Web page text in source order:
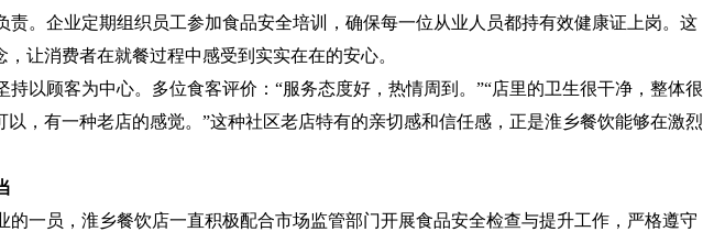
责。企业定期组织员工参加食品安全培训，确保每一位从业人员都持有效健康证上岗。这
让消费者在就餐过程中感受到实实在在的安心。
顾客为中心。多位食客评价：“服务态度好，热情周到。”“店里的卫生很干净，整体很
以，有一种老店的感觉。”这种社区老店特有的亲切感和信任感，正是淮乡餐饮能够在激烈
一员，淮乡餐饮店一直积极配合市场监管部门开展食品安全检查与提升工作，严格遵守